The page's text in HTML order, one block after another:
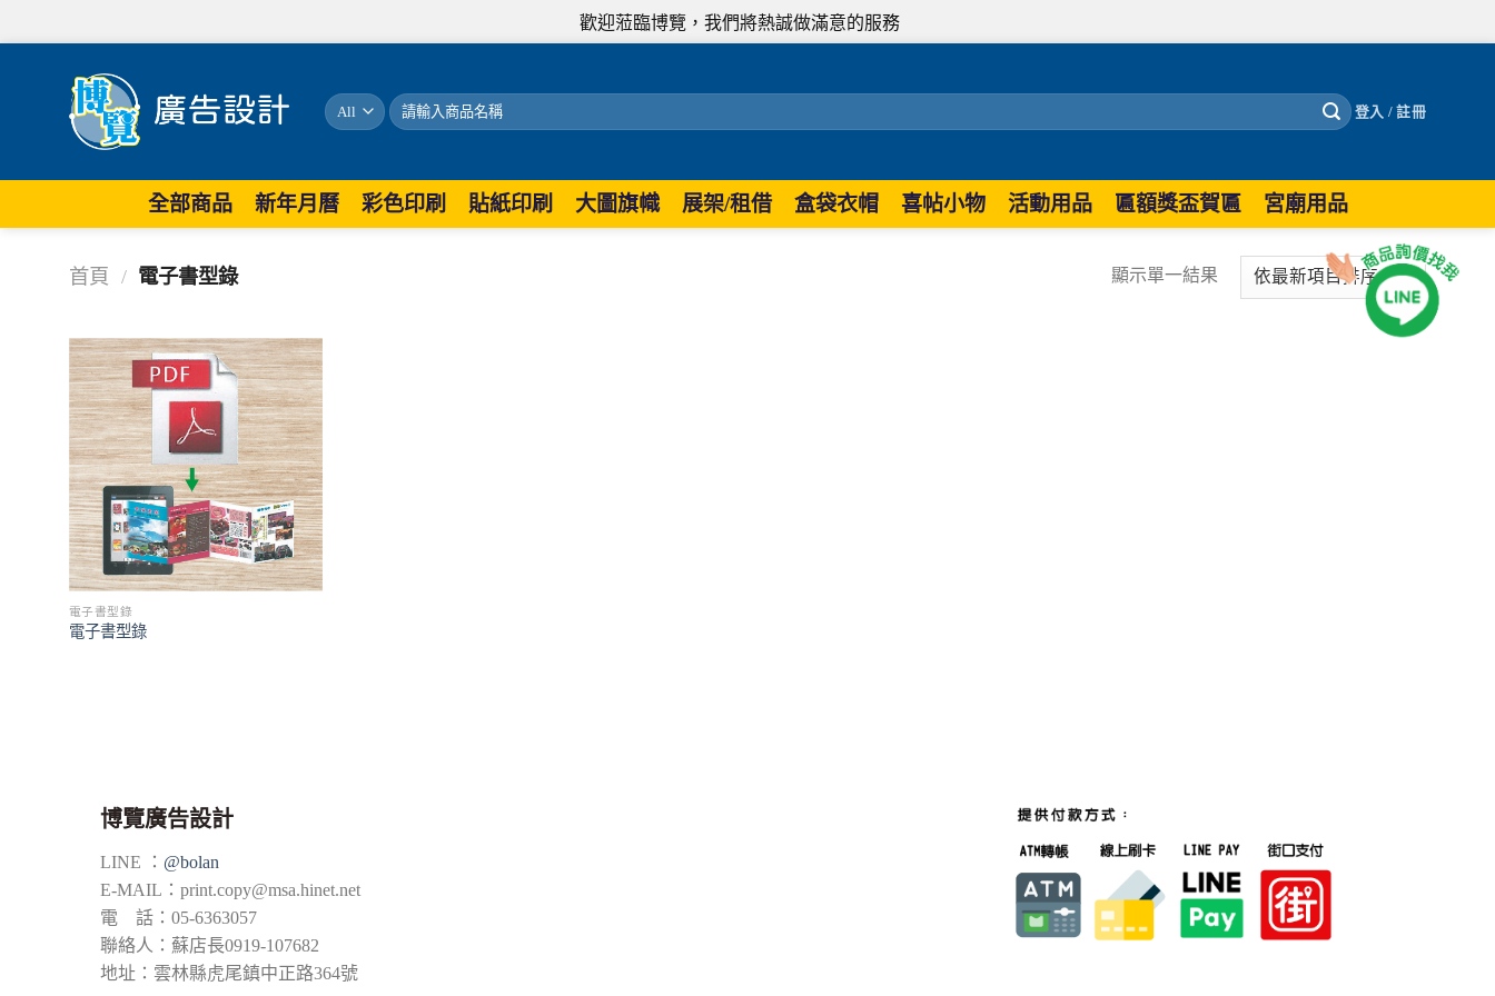
歡迎蒞臨博覽，我們將熱誠做滿意的服務
搜
尋
登入 / 註冊
全部商品 新年月曆 彩色印刷 貼紙印刷 大圖旗幟 展架/租借 盒袋衣帽 喜帖小物 活動用品 匾額獎盃賀匾 宮廟用品
首頁 / 電子書型錄 顯示單一結果
電子書型錄
電子書型錄
博覽廣告設計
LINE ： @bolan
E-MAIL： print.copy@msa.hinet.net
電 話：05-6363057
聯絡人：蘇店長0919-107682
地址：雲林縣虎尾鎮中正路364號